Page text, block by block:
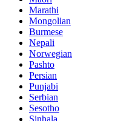
Marathi
Mongolian
Burmese
Nepali
Norwegian
Pashto
Persian
Punjabi
Serbian
Sesotho
Sinhala